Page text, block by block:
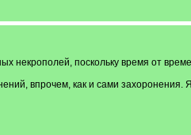
поскольку время от
впрочем, как и сами захоронения.